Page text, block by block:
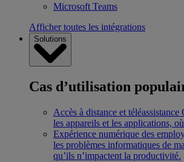
Microsoft Teams
Afficher toutes les intégrations
Solutions
Cas d’utilisation
Accès à distance et téléassistance
les appareils et les applications,
Expérience numérique des
les problèmes informatiques de
qu’ils n’impactent la productivité.